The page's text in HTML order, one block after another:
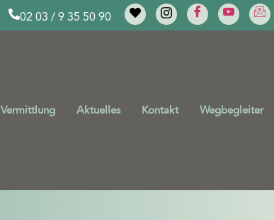
02 03 / 9 35 50 90
Vermittlung Aktuelles Kontakt Wegbegleiter